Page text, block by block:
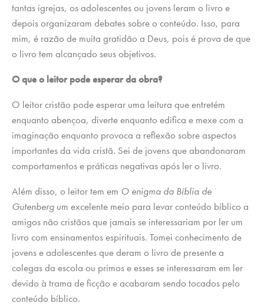
tantas igrejas, os adolescentes ou jovens leram o livro e
depois organizaram debates sobre o conteúdo. Isso, para
mim, é razão de muita gratidão a Deus, pois é prova de que
o livro tem alcançado seus objetivos.
O que o leitor pode esperar da obra?
O leitor cristão pode esperar uma leitura que entretém
enquanto abençoa, diverte enquanto edifica e mexe com a
imaginação enquanto provoca a reflexão sobre aspectos
importantes da vida cristã. Sei de jovens que abandonaram
comportamentos e práticas negativas após ler o livro.
Além disso, o leitor tem em O enigma da Bíblia de
Gutenberg um excelente meio para levar conteúdo bíblico a
amigos não cristãos que jamais se interessariam por ler um
livro com ensinamentos espirituais. Tomei conhecimento de
jovens e adolescentes que deram o livro de presente a
colegas da escola ou primos e esses se interessaram em ler
devido à trama de ficção e acabaram sendo tocados pelo
conteúdo bíblico.